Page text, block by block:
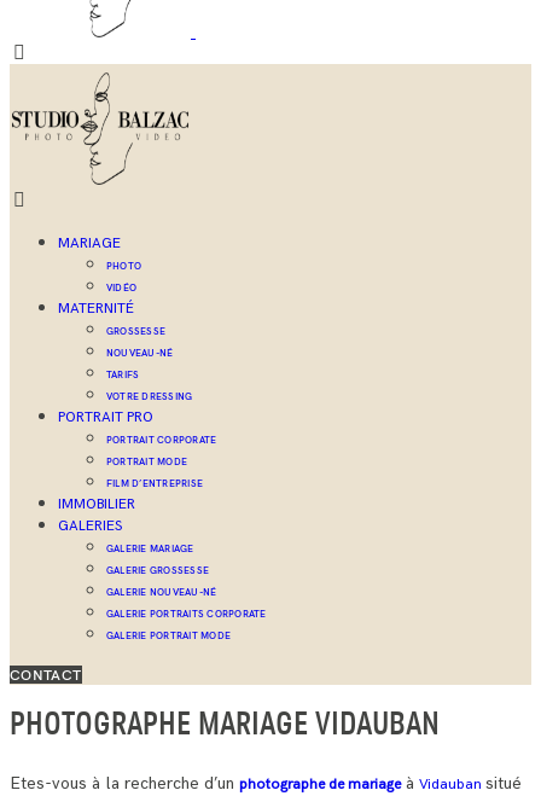
MARIAGE
PHOTO
VIDÉO
MATERNITÉ
GROSSESSE
NOUVEAU-NÉ
TARIFS
VOTRE DRESSING
PORTRAIT PRO
PORTRAIT CORPORATE
PORTRAIT MODE
FILM D’ENTREPRISE
IMMOBILIER
GALERIES
GALERIE MARIAGE
GALERIE GROSSESSE
GALERIE NOUVEAU-NÉ
GALERIE PORTRAITS CORPORATE
GALERIE PORTRAIT MODE
CONTACT
PHOTOGRAPHE MARIAGE VIDAUBAN
Etes-vous à la recherche d’un photographe de mariageà Vidauban situé